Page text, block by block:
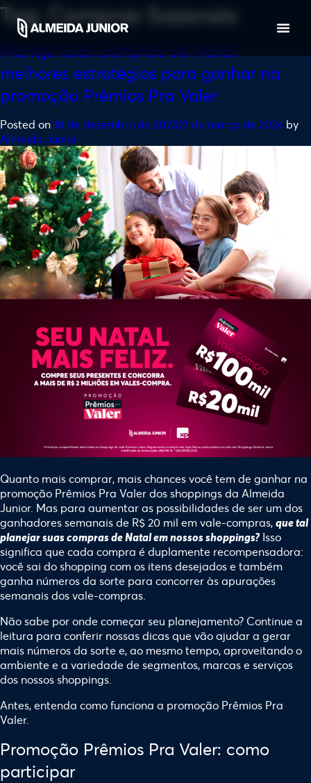
Tag: Compras Sazonais
Planeje suas compras de Natal:
melhores estratégias para ganhar na
promoção Prêmios Pra Valer
Posted on18 de dezembro de 202327 de março de 2024 by
Almeida Junior
Quanto mais comprar, mais chances você tem de ganhar na
promoção Prêmios Pra Valerdos shoppings da Almeida
Junior. Mas para aumentar as possibilidades de ser um dos
ganhadores semanais de R$ 20 mil em vale-compras, que tal
planejar suas compras de Natal em nossos shoppings? Isso
significa que cada compra é duplamente recompensadora:
você sai do shopping com os itens desejados e também
ganha números da sorte para concorrer às apurações
semanais dos vale-compras.
Não sabe por onde começar seu planejamento? Continue a
leitura para conferir nossas dicas que vão ajudar a gerar
mais números da sorte e, ao mesmo tempo, aproveitando o
ambiente e a variedade de segmentos, marcas e serviços
dos nossos shoppings.
Antes, entenda como funciona a promoção Prêmios Pra
Valer.
Promoção Prêmios Pra Valer: como
participar